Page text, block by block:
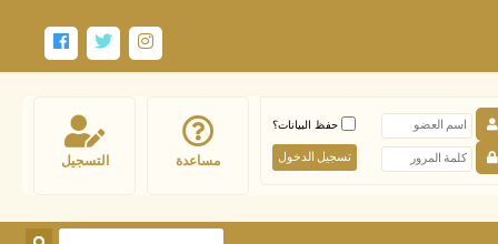
التسجيل مساعدة
حفظ البيانات؟